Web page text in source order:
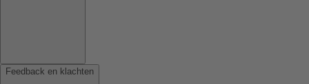
Feedback en klachten